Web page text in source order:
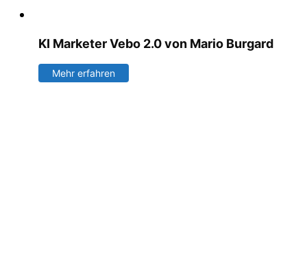
KI Marketer Vebo 2.0 von Mario Burgard
Mehr erfahren